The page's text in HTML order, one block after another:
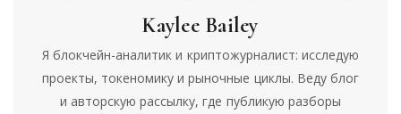
Kaylee Bailey
Я блокчейн-аналитик и криптожурналист: исследую
проекты, токеномику и рыночные циклы. Веду блог
и авторскую рассылку, где публикую разборы